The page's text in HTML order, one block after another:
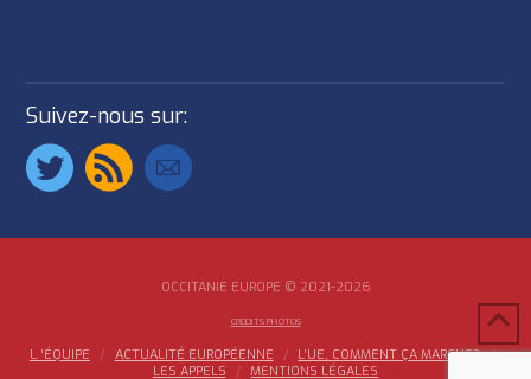
Suivez-nous sur:
OCCITANIE EUROPE © 2021-2026
CRÉDITS PHOTOS
L ‘ÉQUIPE ACTUALITÉ EUROPÉENNE
L’UE, COMMENT ÇA MARCHE?
LES APPELS
MENTIONS LÉGALES